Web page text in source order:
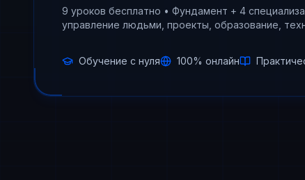
9 уроков бесплатно • Фундамент + 4
управление людьми, проекты, образование,
Обучение с нуля 100% онлайн